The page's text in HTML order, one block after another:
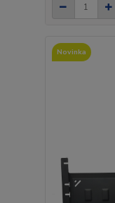
Novinka